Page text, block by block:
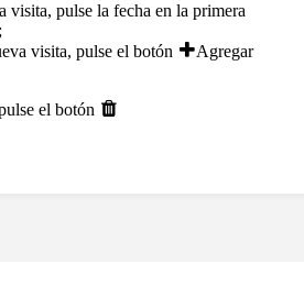
visita, pulse la fecha en la primera
visita, pulse el botón
Agregar
el botón